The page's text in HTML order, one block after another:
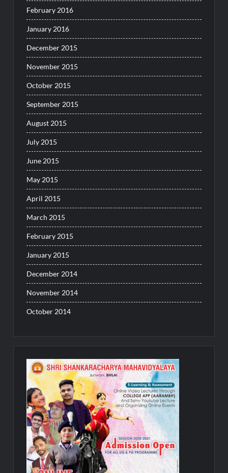
February 2016
January 2016
December 2015
November 2015
October 2015
September 2015
August 2015
July 2015
June 2015
May 2015
April 2015
March 2015
February 2015
January 2015
December 2014
November 2014
October 2014